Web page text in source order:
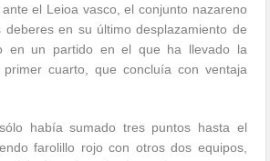
el Leioa vasco, el conjunto nazareno
deberes en su último desplazamiento de
en un partido en el que ha llevado la
cuarto, que concluía con ventaja
había sumado tres puntos hasta el
farolillo rojo con otros dos equipos,